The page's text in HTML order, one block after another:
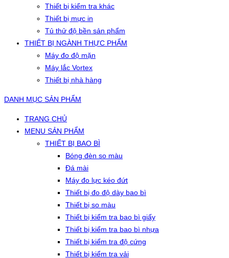
Thiết bị kiểm tra khác
Thiết bị mực in
Tủ thử độ bền sản phẩm
THIẾT BỊ NGÀNH THỰC PHẨM
Máy đo độ mặn
Máy lắc Vortex
Thiết bị nhà hàng
DANH MỤC SẢN PHẨM
TRANG CHỦ
MENU SẢN PHẨM
THIẾT BỊ BAO BÌ
Bóng đèn so màu
Đá mài
Máy đo lực kéo đứt
Thiết bị đo độ dày bao bì
Thiết bị so màu
Thiết bị kiểm tra bao bì giấy
Thiết bị kiểm tra bao bì nhựa
Thiết bị kiểm tra độ cứng
Thiết bị kiểm tra vải